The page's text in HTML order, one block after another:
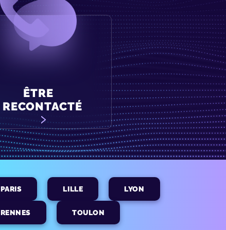
ÊTRE
RECONTACTÉ
PARIS LILLE LYON
RENNES TOULON